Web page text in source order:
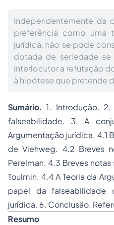
Independentemente da
preferência como uma
jurídica, não se pode
dotada de seriedade
interlocutor a refutação
à hipótese que pretende
Sumário.1. Introdução.
falseabilidade. 3. A
Argumentação jurídica. 4.1
de Viehweg. 4.2 Breves
Perelman. 4.3 Breves
Toulmin. 4.4 A Teoria da
papel da falseabilidade
jurídica. 6. Conclusão.
Resumo